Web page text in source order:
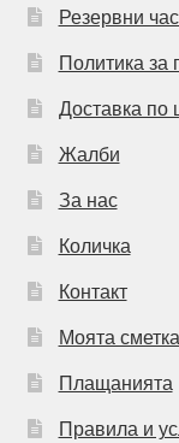
Резервни
Политика за
Доставка по
Жалби
За нас
Количка
Контакт
Моята сметка
Плащанията
Правила и